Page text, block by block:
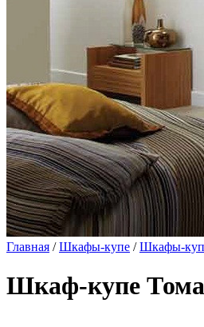
Главная /Шкафы-купе /Шкафы-
Шкаф-купе